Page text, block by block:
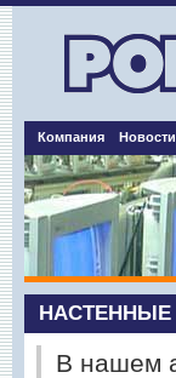
Компания Новости
В нашем